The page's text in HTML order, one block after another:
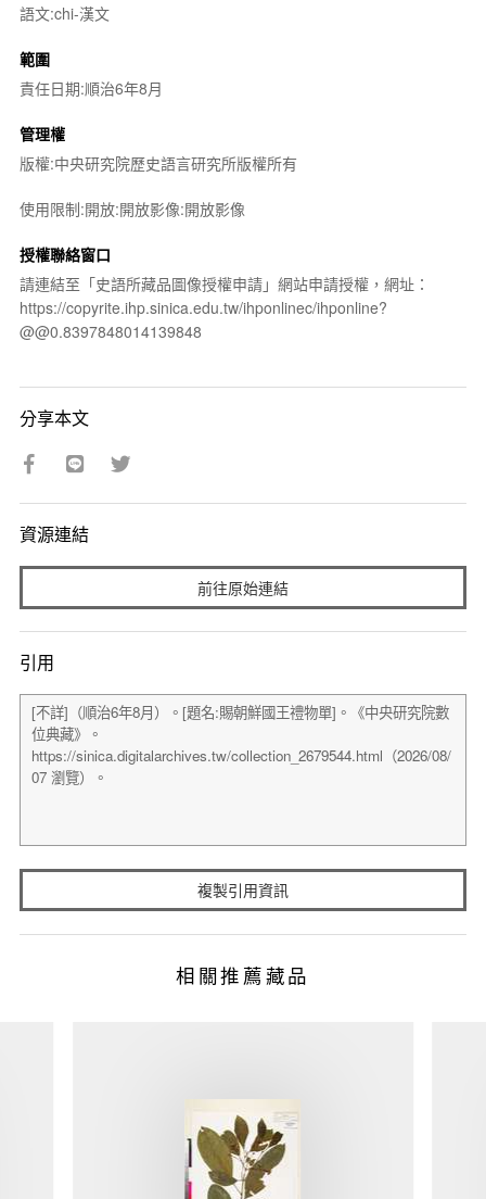
語文:chi-漢文
範圍
責任日期:順治6年8月
管理權
版權:中央研究院歷史語言研究所版權所有
使用限制:開放:開放影像:開放影像
授權聯絡窗口
請連結至「史語所藏品圖像授權申請」網站申請授權，網址：
https://copyrite.ihp.sinica.edu.tw/ihponlinec/ihponline?
@@0.8397848014139848
分享本文
資源連結
前往原始連結
引用
複製引用資訊
相關推薦藏品